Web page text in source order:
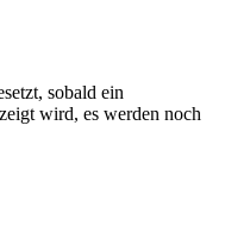
sobald ein
wird, es werden noch